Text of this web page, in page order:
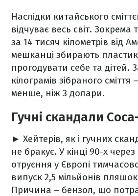
Наслідки китайського
відчуває весь світ. Зокрема
за 14 тисяч кілометрів від
мешканці збирають
прогодувати себе та дітей.
кілограмів зібраного
менше, ніж 3 долари.
Гучні скандали
► Хейтерів, як і гучних
не бракує. У кінці 90-х через
отруєння у Європі
випуск 2,5 мільйонів
Причина – бензол, що